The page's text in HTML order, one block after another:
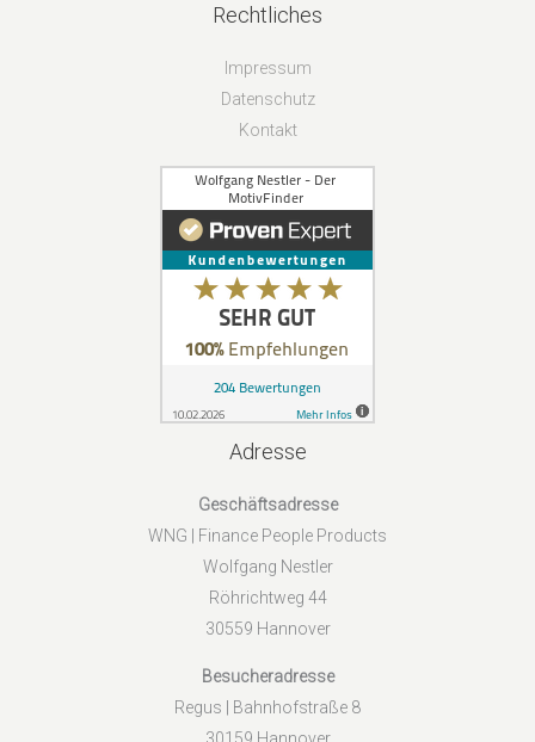
Rechtliches
Impressum
Datenschutz
Kontakt
Adresse
Geschäftsadresse
WNG | Finance People Products
Wolfgang Nestler
Röhrichtweg 44
30559 Hannover
Besucheradresse
Regus | Bahnhofstraße 8